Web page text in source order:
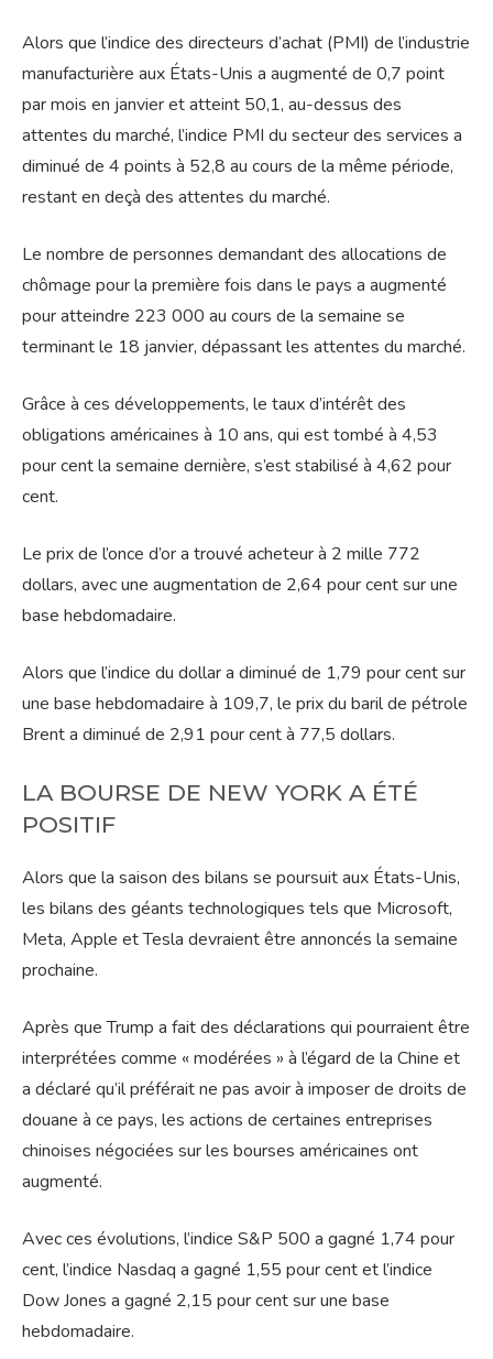
Alors que l’indice des directeurs d’achat (PMI) de l’industrie
manufacturière aux États-Unis a augmenté de 0,7 point
par mois en janvier et atteint 50,1, au-dessus des
attentes du marché, l’indice PMI du secteur des services a
diminué de 4 points à 52,8 au cours de la même période,
restant en deçà des attentes du marché.
Le nombre de personnes demandant des allocations de
chômage pour la première fois dans le pays a augmenté
pour atteindre 223 000 au cours de la semaine se
terminant le 18 janvier, dépassant les attentes du marché.
Grâce à ces développements, le taux d’intérêt des
obligations américaines à 10 ans, qui est tombé à 4,53
pour cent la semaine dernière, s’est stabilisé à 4,62 pour
cent.
Le prix de l’once d’or a trouvé acheteur à 2 mille 772
dollars, avec une augmentation de 2,64 pour cent sur une
base hebdomadaire.
Alors que l’indice du dollar a diminué de 1,79 pour cent sur
une base hebdomadaire à 109,7, le prix du baril de pétrole
Brent a diminué de 2,91 pour cent à 77,5 dollars.
LA BOURSE DE NEW YORK A ÉTÉ
POSITIF
Alors que la saison des bilans se poursuit aux États-Unis,
les bilans des géants technologiques tels que Microsoft,
Meta, Apple et Tesla devraient être annoncés la semaine
prochaine.
Après que Trump a fait des déclarations qui pourraient être
interprétées comme « modérées » à l’égard de la Chine et
a déclaré qu’il préférait ne pas avoir à imposer de droits de
douane à ce pays, les actions de certaines entreprises
chinoises négociées sur les bourses américaines ont
augmenté.
Avec ces évolutions, l’indice S&P 500 a gagné 1,74 pour
cent, l’indice Nasdaq a gagné 1,55 pour cent et l’indice
Dow Jones a gagné 2,15 pour cent sur une base
hebdomadaire.